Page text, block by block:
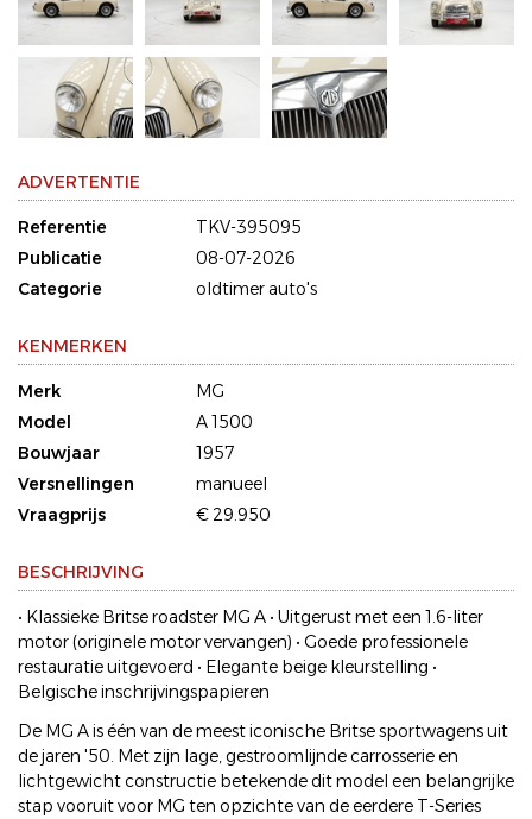
ADVERTENTIE
Referentie
TKV-395095
Publicatie
08-07-2026
Categorie
oldtimer auto's
KENMERKEN
Merk
MG
Model
A 1500
Bouwjaar
1957
Versnellingen
manueel
Vraagprijs
€ 29.950
BESCHRIJVING
• Klassieke Britse roadster MG A • Uitgerust met een 1.6-liter
motor (originele motor vervangen) • Goede professionele
restauratie uitgevoerd • Elegante beige kleurstelling •
Belgische inschrijvingspapieren
De MG A is één van de meest iconische Britse sportwagens uit
de jaren '50. Met zijn lage, gestroomlijnde carrosserie en
lichtgewicht constructie betekende dit model een belangrijke
stap vooruit voor MG ten opzichte van de eerdere T-Series